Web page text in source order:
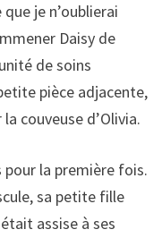
je n’oublierai
Daisy de
de soins
pièce adjacente,
couveuse d’Olivia.
pour la première fois.
sa petite fille
assise à ses